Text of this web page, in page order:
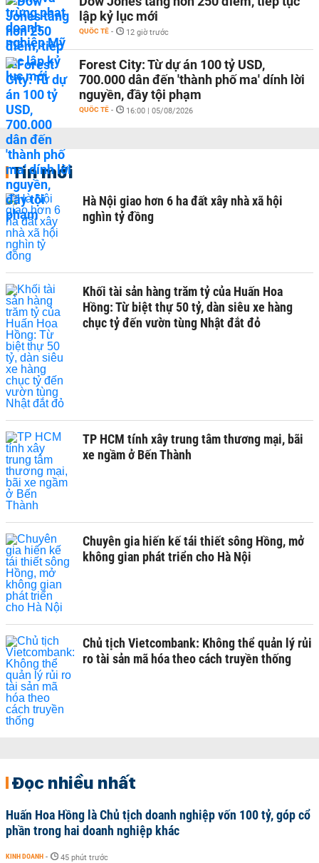
lập kỷ lục mới
QUỐC TẾ - 12 giờ trước
Forest City: Từ dự án 100 tỷ USD,
700.000 dân đến 'thành phố ma' dính lời
nguyền, đầy tội phạm
QUỐC TẾ - 16:00 | 05/08/2026
Tin mới
Hà Nội giao hơn 6 ha đất xây nhà xã hội
nghìn tỷ đồng
Khối tài sản hàng trăm tỷ của Huấn Hoa
Hồng: Từ biệt thự 50 tỷ, dàn siêu xe hàng
chục tỷ đến vườn tùng Nhật đắt đỏ
TP HCM tính xây trung tâm thương mại, bãi
xe ngầm ở Bến Thành
Chuyên gia hiến kế tái thiết sông Hồng, mở
không gian phát triển cho Hà Nội
Chủ tịch Vietcombank: Không thể quản lý rủi
ro tài sản mã hóa theo cách truyền thống
Đọc nhiều nhất
Huấn Hoa Hồng là Chủ tịch doanh nghiệp vốn 100 tỷ, góp cổ
phần trong hai doanh nghiệp khác
KINH DOANH - 45 phút trước